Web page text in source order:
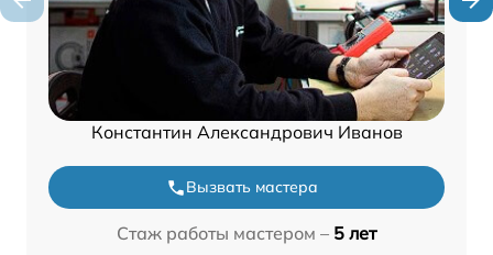
Константин Александрович Иванов
Вызвать мастера
Стаж работы мастером – 5 лет